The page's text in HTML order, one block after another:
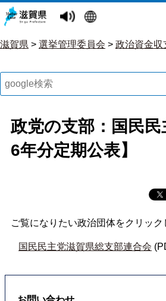
滋賀県 > 選挙管理委員会 > 政治資金収
政党の支部：国民民
6年分定期公表】
ご覧になりたい政治団体をクリック
国民民主党滋賀県総支部連合会